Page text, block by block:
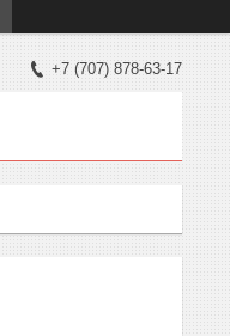
+7 (707) 878-63-17